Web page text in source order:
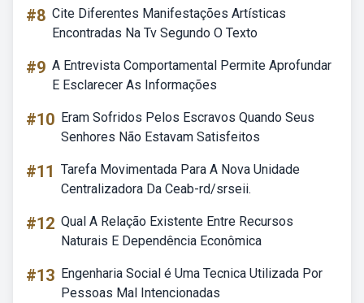
#8 Cite Diferentes Manifestações Artísticas
Encontradas Na Tv Segundo O Texto
#9 A Entrevista Comportamental Permite Aprofundar
E Esclarecer As Informações
#10 Eram Sofridos Pelos Escravos Quando Seus
Senhores Não Estavam Satisfeitos
#11 Tarefa Movimentada Para A Nova Unidade
Centralizadora Da Ceab-rd/srseii.
#12 Qual A Relação Existente Entre Recursos
Naturais E Dependência Econômica
#13 Engenharia Social é Uma Tecnica Utilizada Por
Pessoas Mal Intencionadas